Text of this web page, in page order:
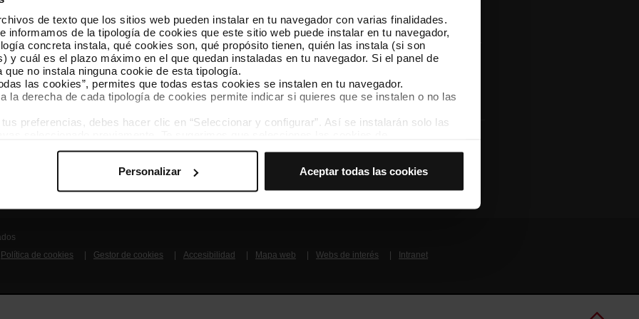
de texto que los sitios web pueden instalar en tu navegador con varias finalidades.
informamos de la tipología de cookies que este sitio web puede instalar en tu navegador,
concreta instala, qué cookies son, qué propósito tienen, quién las instala (si son
y cuál es el plazo máximo en el que quedan instaladas en tu navegador. Si el panel de
no instala ninguna cookie de esta tipología.
las cookies”, permites que todas estas cookies se instalen en tu navegador.
la derecha de cada tipología de cookies permite indicar si quieres que se instalen o no las
preferencias, debes hacer clic en “Seleccionar y configurar”. Así se instalarán solo las
recordar tus opciones de navegación (como el idioma) y mejoran tu experiencia de
para el funcionamiento de la web y, por tanto, si no las aceptas, no puedes
en el menú de la parte inferior de la web.
Personalizar Aceptar todas las cookies
Síguenos
TMB en las redes sociales
TMB App
Descárgate TMB App y compra tus billetes
Política de cookies Gestor de cookies Accesibilidad Mapa web Webs de interés Intranet